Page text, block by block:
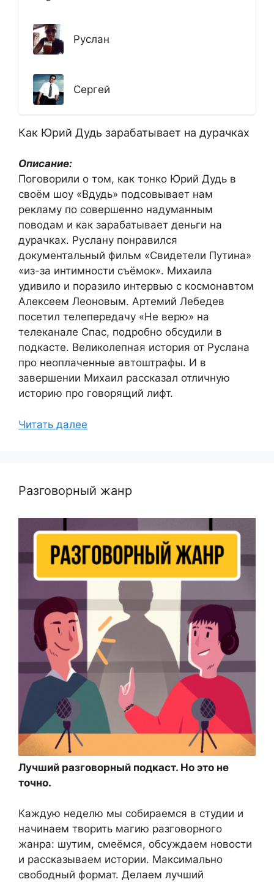
Руслан
Сергей
Как Юрий Дудь зарабатывает на дурачках
Описание:
Поговорили о том, как тонко Юрий Дудь в
своём шоу «Вдудь» подсовывает нам
рекламу по совершенно надуманным
поводам и как зарабатывает деньги на
дурачках. Руслану понравился
документальный фильм «Свидетели Путина»
«из-за интимности съёмок». Михаила
удивило и поразило интервью с космонавтом
Алексеем Леоновым. Артемий Лебедев
посетил телепередачу «Не верю» на
телеканале Спас, подробно обсудили в
подкасте. Великолепная история от Руслана
про неоплаченные автоштрафы. И в
завершении Михаил рассказал отличную
историю про говорящий лифт.
Читать далее
Разговорный жанр
Лучший разговорный подкаст. Но это не
точно.
Каждую неделю мы собираемся в студии и
начинаем творить магию разговорного
жанра: шутим, смеёмся, обсуждаем новости
и рассказываем истории. Максимально
свободный формат. Делаем лучший